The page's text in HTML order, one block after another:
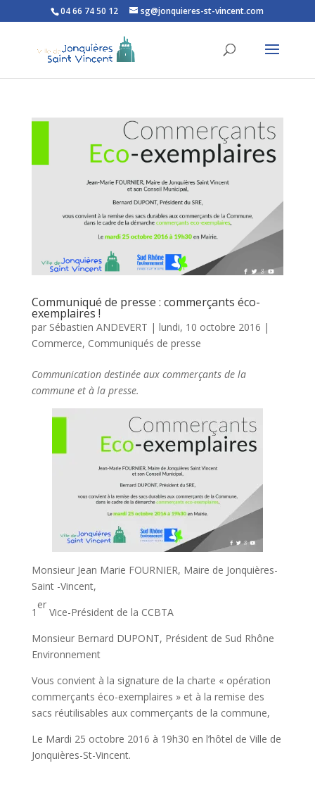
Ouvrir la barre d’outils
04 66 74 50 12 sg@jonquieres-st-vincent.com
Communiqué de presse : commerçants éco-
exemplaires !
par Sébastien ANDEVERT | lundi, 10 octobre 2016 |
Commerce, Communiqués de presse
Communication destinée aux commerçants de la
commune et à la presse.
Monsieur Jean Marie FOURNIER, Maire de Jonquières-
Saint -Vincent,
1
er
Vice-Président de la CCBTA
Monsieur Bernard DUPONT, Président de Sud Rhône
Environnement
Vous convient à la signature de la charte « opération
commerçants éco-exemplaires » et à la remise des
sacs réutilisables aux commerçants de la commune,
Le Mardi 25 octobre 2016 à 19h30 en l’hôtel de Ville de
Jonquières-St-Vincent.